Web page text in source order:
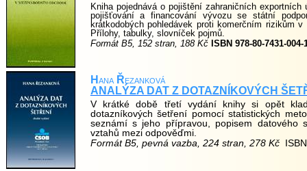
Kniha pojednává o pojištění zahraničních
pojišťování a financování vývozu se státní
krátkodobých pohledávek proti komerčním rizikům
Přílohy, tabulky, slovníček pojmů.
Formát B5, 152 stran, 188 Kč ISBN 978-80-7431-004-
Hana Řezanková
ANALÝZA DAT Z DOTAZNÍKOVÝCH
V krátké době třetí vydání knihy si opět
dotazníkových šetření pomocí statistických
seznámí s jeho přípravou, popisem datového
vztahů mezi odpověďmi.
Formát B5, pevná vazba, 224 stran, 278 Kč